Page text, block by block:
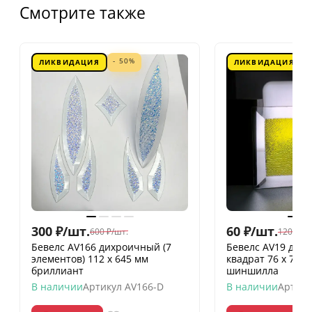
Смотрите также
ЛИКВИДАЦИЯ - 50%
300 ₽/шт.600 ₽/шт.
Бевелс AV166 дихроичный (7
элементов) 112 х 645 мм
бриллиант
В наличииАртикул AV166-D
ЛИКВИДАЦИЯ
60 ₽/шт.120
Бевелс AV19
квадрат 76 х 76
шиншилла
В наличии